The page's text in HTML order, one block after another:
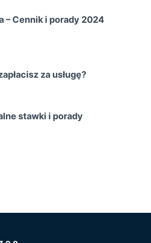
– Cennik i porady 2024
za usługę?
stawki i porady